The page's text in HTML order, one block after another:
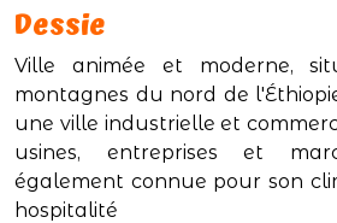
Dessie
Ville animée et moderne,
montagnes du nord de
une ville industrielle et
usines, entreprises et
également connue pour son
hospitalité